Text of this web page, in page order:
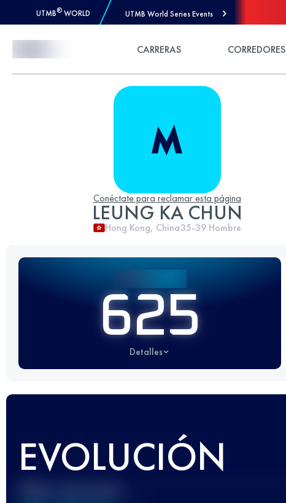
UTMB® WORLD UTMB World Series Events
CARRERAS CORREDORES
Conéctate para reclamar esta página
LEUNG KA CHUN
Hong Kong, China35-39 Hombre
625
Detalles
EVOLUCIÓN